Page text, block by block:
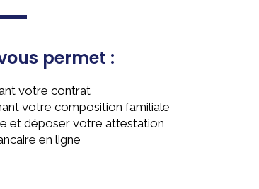
permet :
votre contrat
votre composition familiale
et déposer votre attestation
en ligne